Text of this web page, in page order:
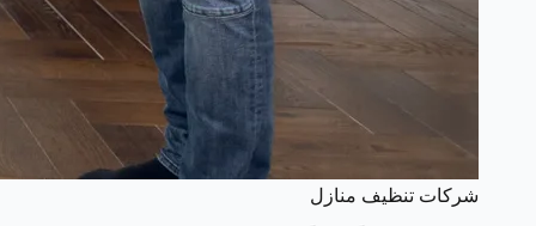
شركات تنظيف منازل